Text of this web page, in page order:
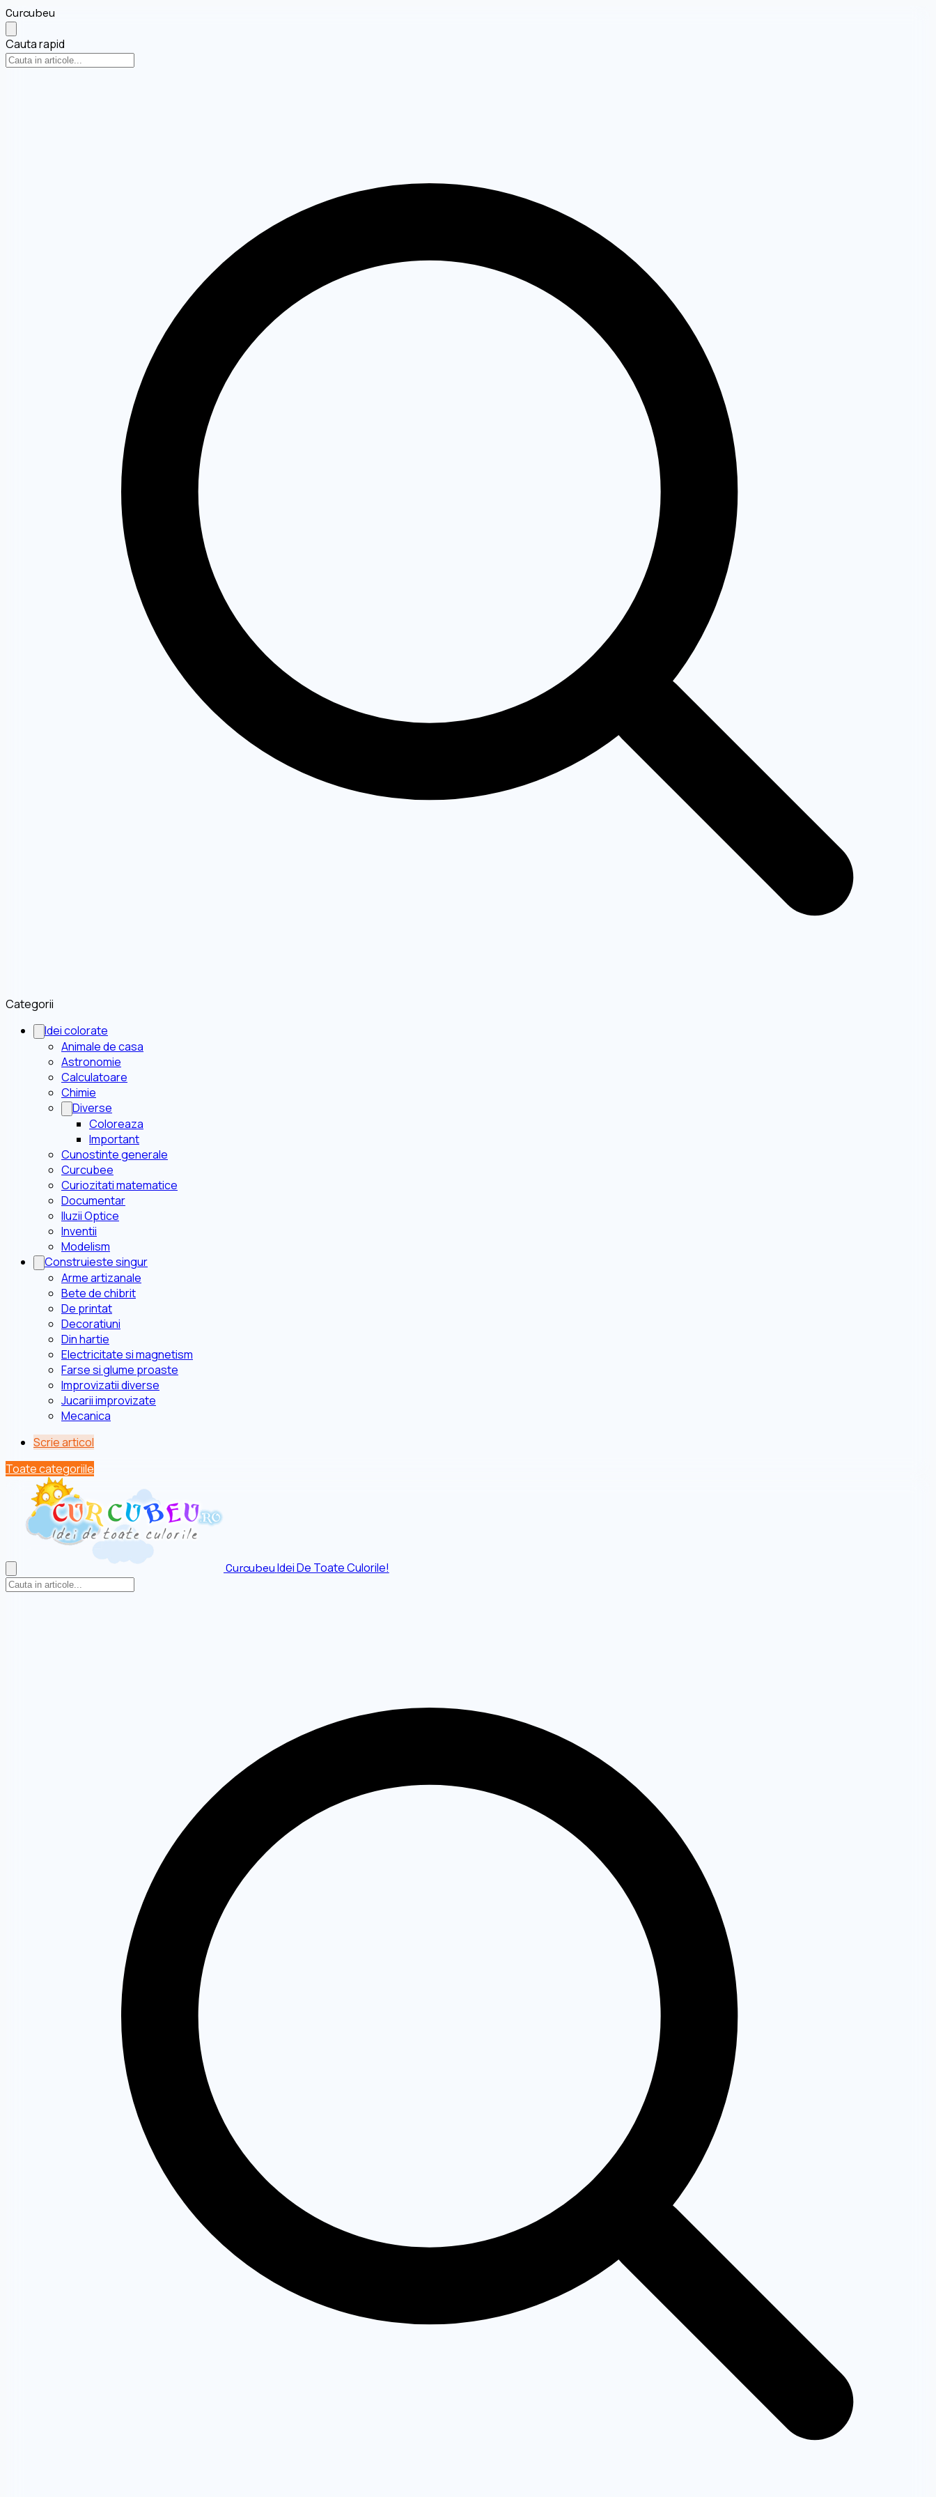
Curcubeu
Cauta rapid
Categorii
Idei colorate
Animale de casa
Astronomie
Calculatoare
Chimie
Diverse
Coloreaza
Important
Cunostinte generale
Curcubee
Curiozitati matematice
Documentar
Iluzii Optice
Inventii
Modelism
Construieste singur
Arme artizanale
Bete de chibrit
De printat
Decoratiuni
Din hartie
Electricitate si magnetism
Farse si glume proaste
Improvizatii diverse
Jucarii improvizate
Mecanica
Scrie articol
Toate categoriile
CurcubeuIdei De Toate Culorile!